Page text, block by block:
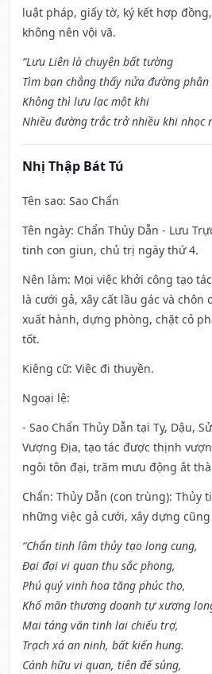
luật pháp, giấy tờ, ký kết hợp
không nên vội vã.
“Lưu Liên là chuyện bất tường
Tìm bạn chẳng thấy nửa đường phân
Không thì lưu lạc một khi
Nhiều đường trắc trở nhiều khi nhọc
Nhị Thập Bát Tú
Tên sao: Sao Chẩn
Tên ngày: Chẩn Thủy Dẫn - Lưu
tinh con giun, chủ trị ngày thứ 4.
Nên làm: Mọi việc khởi công tạo
là cưới gả, xây cất lầu gác và chôn
xuất hành, dựng phòng, chặt cỏ
tốt.
Kiêng cữ: Việc đi thuyền.
Ngoại lệ:
- Sao Chẩn Thủy Dẫn tại Tỵ, Dậu,
Vượng Địa, tạo tác được thịnh
ngôi tôn đại, trăm mưu động ắt
Chẩn: Thủy Dẫn (con trùng): Thủy
những việc gả cưới, xây dựng
“Chẩn tinh lâm thủy tạo long cung,
Đại đại vi quan thụ sắc phong,
Phú quý vinh hoa tăng phúc thọ,
Khố mãn thương doanh tự xương
Mai táng văn tinh lai chiếu trợ,
Trạch xá an ninh, bất kiến hung.
Cánh hữu vi quan, tiên đế sủng,